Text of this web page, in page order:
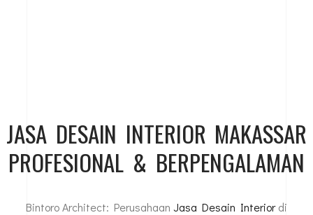
JASA DESAIN INTERIOR MAKASSAR
PROFESIONAL & BERPENGALAMAN
Bintoro Architect: Perusahaan Jasa Desain Interiordi